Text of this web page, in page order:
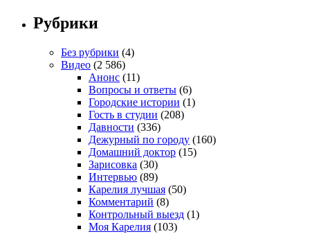
Рубрики
Без рубрики (4)
Видео (2 586)
Анонс (11)
Вопросы и ответы (6)
Городские истории (1)
Гость в студии (208)
Давности (336)
Дежурный по городу (160)
Домашний доктор (15)
Зарисовка (30)
Интервью (89)
Карелия лучшая (50)
Комментарий (8)
Контрольный выезд (1)
Моя Карелия (103)